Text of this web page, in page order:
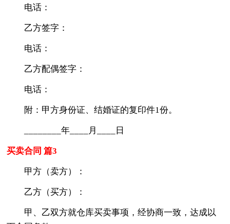
电话：
乙方签字：
电话：
乙方配偶签字：
电话：
附：甲方身份证、结婚证的复印件1份。
________年____月____日
买卖合同 篇3
甲方（卖方）：
乙方（买方）：
甲、乙双方就仓库买卖事项，经协商一致，达成以